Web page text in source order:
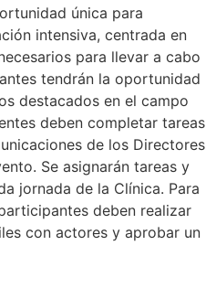
única para
intensiva, centrada en
para llevar a cabo
tendrán la oportunidad
destacados en el campo
deben completar tareas
de los Directores
Se asignarán tareas y
jornada de la Clínica. Para
deben realizar
con actores y aprobar un